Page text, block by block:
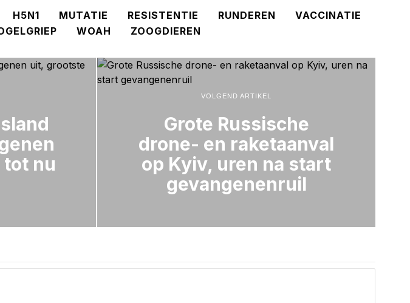
H5N1 MUTATIE RESISTENTIE RUNDEREN
VACCINATIE
WOAH ZOOGDIEREN
nu
VOLGEND ARTIKEL
Grote Russische
drone- en raketaanval
op Kyiv, uren na start
gevangenenruil